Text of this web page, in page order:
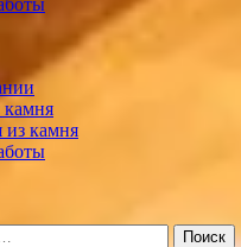
камня
из камня